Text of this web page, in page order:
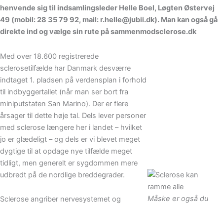
henvende sig til indsamlingsleder Helle Boel, Løgten Østervej
49 (mobil: 28 35 79 92, mail: r.helle@jubii.dk). Man kan også gå
direkte ind og vælge sin rute på sammenmodsclerose.dk
Med over 18.600 registrerede
sclerosetilfælde har Danmark desværre
indtaget 1. pladsen på verdensplan i forhold
til indbyggertallet (når man ser bort fra
miniputstaten San Marino). Der er flere
årsager til dette høje tal. Dels lever personer
med sclerose længere her i landet – hvilket
jo er glædeligt – og dels er vi blevet meget
dygtige til at opdage nye tilfælde meget
tidligt, men generelt er sygdommen mere
udbredt på de nordlige breddegrader.
Sclerose angriber nervesystemet og
Måske er også du